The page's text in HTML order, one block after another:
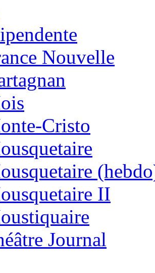
Nouvelle
Cristo
II
Journal